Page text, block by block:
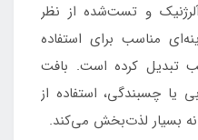
و تست‌شده از نظر
مناسب برای استفاده
تبدیل کرده است. بافت
چسبندگی، استفاده از
بسیار لذت‌بخش می‌کند.